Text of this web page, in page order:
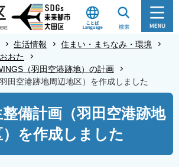
生活情報
住まい・まちなみ・環境
おた
（羽田空港跡地）の計画
田空港跡地周辺地区）を作成しました
備計画（羽田空港跡地
を作成しました